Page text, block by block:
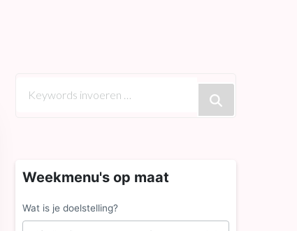
zoek
Weekmenu's op maat
Wat is je doelstelling?